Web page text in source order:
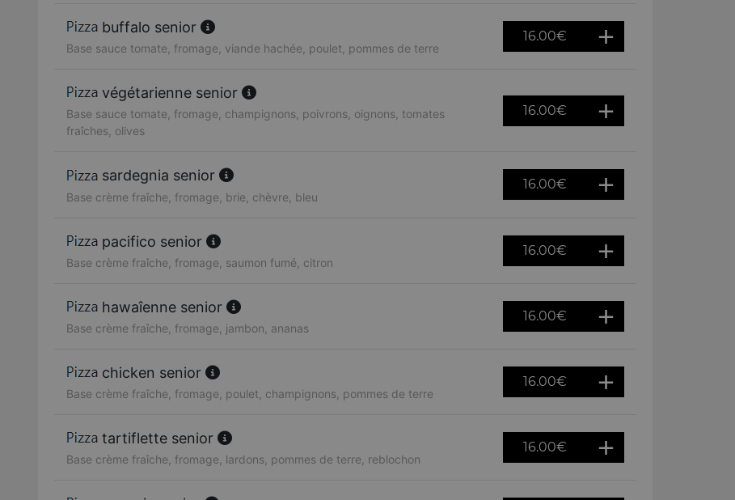
buffalo senior
Base sauce tomate, fromage, viande hachée, poulet, pommes de terre
16.00€
végétarienne senior
Base sauce tomate, fromage, champignons, poivrons, oignons, tomates
fraîches, olives
16.00€
sardegnia senior
Base crème fraîche, fromage, brie, chèvre, bleu
16.00€
pacifico senior
Base crème fraîche, fromage, saumon fumé, citron
16.00€
hawaîenne senior
Base crème fraîche, fromage, jambon, ananas
16.00€
chicken senior
Base crème fraîche, fromage, poulet, champignons, pommes de terre
16.00€
tartiflette senior
Base crème fraîche, fromage, lardons, pommes de terre, reblochon
16.00€